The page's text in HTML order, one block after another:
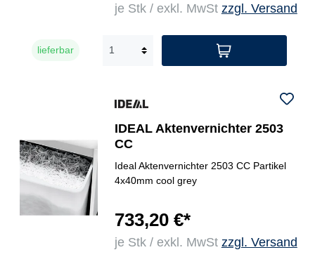
je Stk / exkl. MwSt zzgl. Versand
lieferbar
IDEAL Aktenvernichter 2503
CC
Ideal Aktenvernichter 2503 CC Partikel
4x40mm cool grey
733,20 €*
je Stk / exkl. MwSt zzgl. Versand